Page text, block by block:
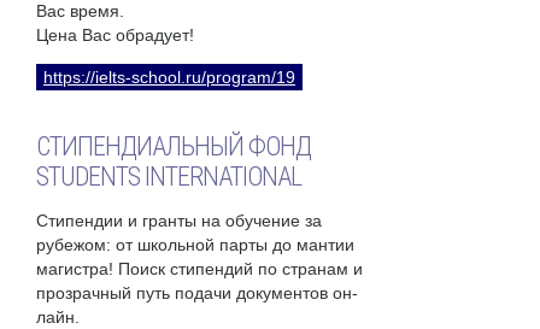
Вас время.
Цена Вас обрадует!
https://ielts-school.ru/program/19
СТИПЕНДИАЛЬНЫЙ ФОНД
STUDENTS INTERNATIONAL
Стипендии и гранты на обучение за
рубежом: от школьной парты до мантии
магистра! Поиск стипендий по странам и
прозрачный путь подачи документов он-
лайн.